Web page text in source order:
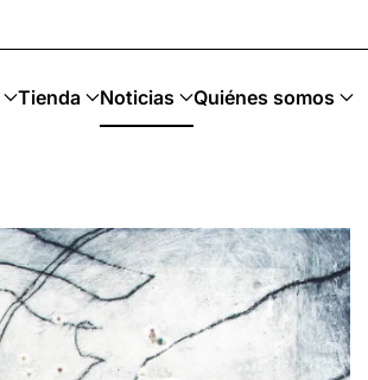
Tienda Noticias Quiénes somos